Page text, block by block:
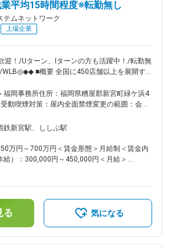
率のいい働き方も実現可能です。 産休・育休
も約98％など、高い定着率が特徴で、長期的
トワーク事業・
サービス事業を展開しています。地域に根差し
の提供を目指し、医薬連携による細やかな医
、医薬品ネットワーク加盟件数は47都道府県
2025年11月末）を全国各地で事業を展開して
変更の範囲：会社の定める業務
平均15時間程度※転勤無し
テムネットワーク
上場企業
迎！/Uターン、Iターンの方も活躍中！/転勤無
WLB◎◆◆ ■概要 全国に450店舗以上を展開す
社にて、クラウドエンジニアとしてご活躍いた
業務内容 流通システム部に
ンジニアとしてAWSを中心としたクラウドイ
構築・運用保守をお任せします。また、AWS
けの各種自社システムは、店舗数拡大やサー
い、今後さらなる強化を予定。事業成長を支え
入、外部研修などは会社が費用を負担。新しい
後押しする風土があり、「やりたい」と手を挙
境です。 ■組織構成 システム本部
れており、年齢も20代～50代まで幅広く在籍
シャリストとして技術を極める道、またはチー
福岡事務所住所：福岡県糟屋郡新宮町緑ケ浜4
動喫煙対策：屋内全面禁煙変更の範囲：会社
（リモートワーク含む）
鉄新宮駅、ししぶ駅
万円～700万円＜賃金形態＞月給制＜賃金内
給）：300,000円～450,000円＜月給＞
くまでも目安の金額であり、選考を通じて上下
ります。月給(月額)は固定手当を含めた表記で
る 気になる